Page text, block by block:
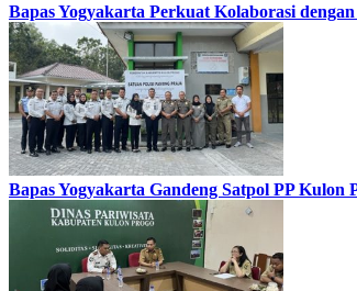
Bapas Yogyakarta Perkuat Kolaborasi
Bapas Yogyakarta Gandeng Satpol PP